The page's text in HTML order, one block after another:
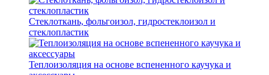
Стеклоткань, фольгоизол, гидростеклоизол и
стеклопластик
Теплоизоляция на основе вспененного каучука и